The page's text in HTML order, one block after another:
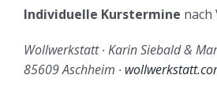
Individuelle Kurstermine nach
Wollwerkstatt ∙ Karin Siebald &
85609 Aschheim ∙